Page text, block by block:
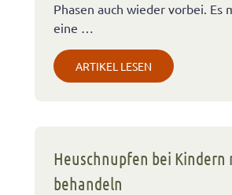
Phasen auch wieder vorbei. Es
eine …
ARTIKEL LESEN
Heuschnupfen bei Kindern
behandeln